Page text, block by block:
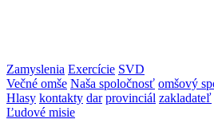
Zamyslenia Exercície SVD
Večné omše Naša spoločnosť omšový
Hlasy kontakty dar provinciál zakladateľ
Ľudové misie